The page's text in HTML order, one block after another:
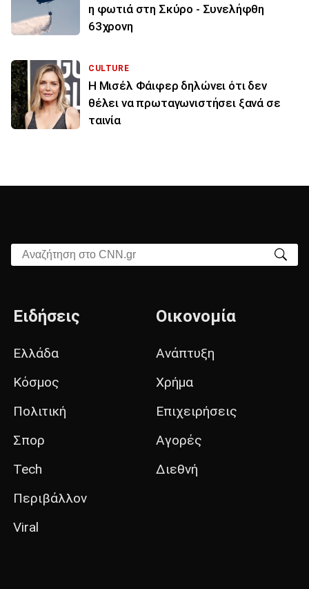
η φωτιά στη Σκύρο - Συνελήφθη
63χρονη
CULTURE
Η Μισέλ Φάιφερ δηλώνει ότι δεν
θέλει να πρωταγωνιστήσει ξανά σε
ταινία
Αναζήτηση στο CNN.gr
Ειδήσεις
Ελλάδα
Κόσμος
Πολιτική
Σπορ
Tech
Περιβάλλον
Viral
Οικονομία
Ανάπτυξη
Χρήμα
Επιχειρήσεις
Αγορές
Διεθνή